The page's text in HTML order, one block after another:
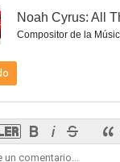
Noah Cyrus: All
Compositor de la